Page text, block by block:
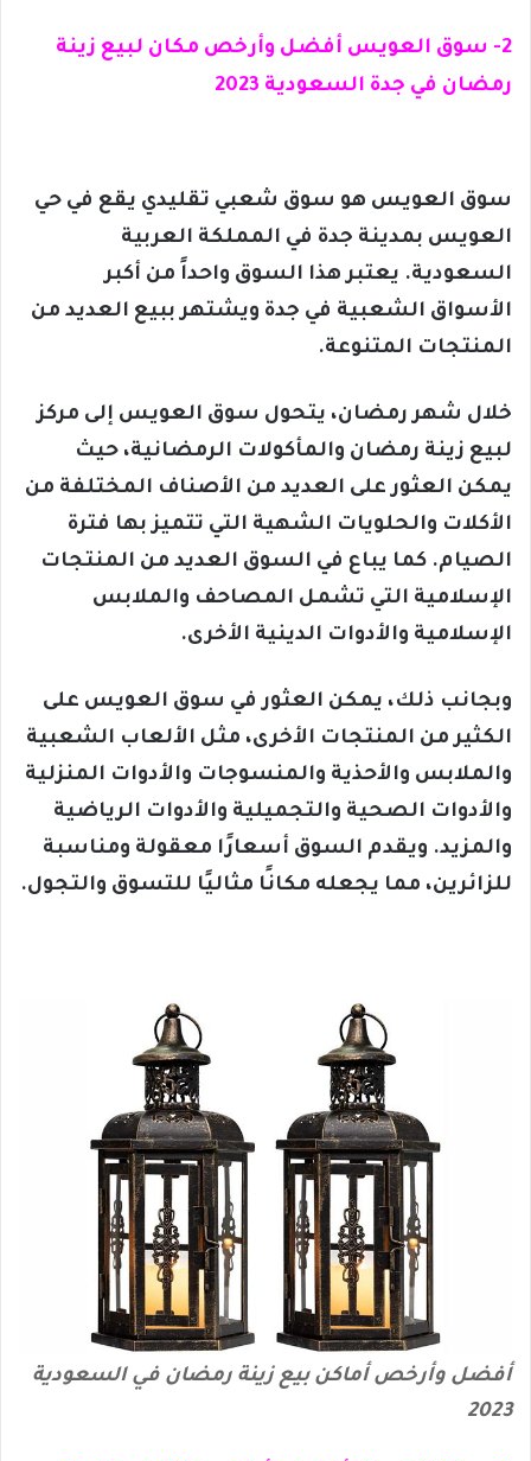
2- سوق العويس أفضل وأرخص مكان لبيع زينة
رمضان في جدة السعودية 2023
سوق العويس هو سوق شعبي تقليدي يقع في حي
العويس بمدينة جدة في المملكة العربية
السعودية. يعتبر هذا السوق واحداً من أكبر
الأسواق الشعبية في جدة ويشتهر ببيع العديد من
المنتجات المتنوعة.
خلال شهر رمضان، يتحول سوق العويس إلى مركز
لبيع زينة رمضان والمأكولات الرمضانية، حيث
يمكن العثور على العديد من الأصناف المختلفة من
الأكلات والحلويات الشهية التي تتميز بها فترة
الصيام. كما يباع في السوق العديد من المنتجات
الإسلامية التي تشمل المصاحف والملابس
الإسلامية والأدوات الدينية الأخرى.
وبجانب ذلك، يمكن العثور في سوق العويس على
الكثير من المنتجات الأخرى، مثل الألعاب الشعبية
والملابس والأحذية والمنسوجات والأدوات المنزلية
والأدوات الصحية والتجميلية والأدوات الرياضية
والمزيد. ويقدم السوق أسعارًا معقولة ومناسبة
للزائرين، مما يجعله مكانًا مثاليًا للتسوق والتجول.
أفضل وأرخص أماكن بيع زينة رمضان في السعودية
2023